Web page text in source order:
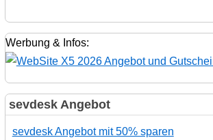
Werbung & Infos:
sevdesk Angebot
sevdesk Angebot mit 50% sparen